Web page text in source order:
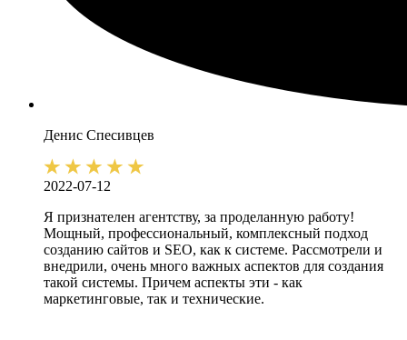
Денис Спесивцев
2022-07-12
Я признателен агентству, за проделанную работу!
Мощный, профессиональный, комплексный подход
созданию сайтов и SEO, как к системе. Рассмотрели и
внедрили, очень много важных аспектов для создания
такой системы. Причем аспекты эти - как
маркетинговые, так и технические.